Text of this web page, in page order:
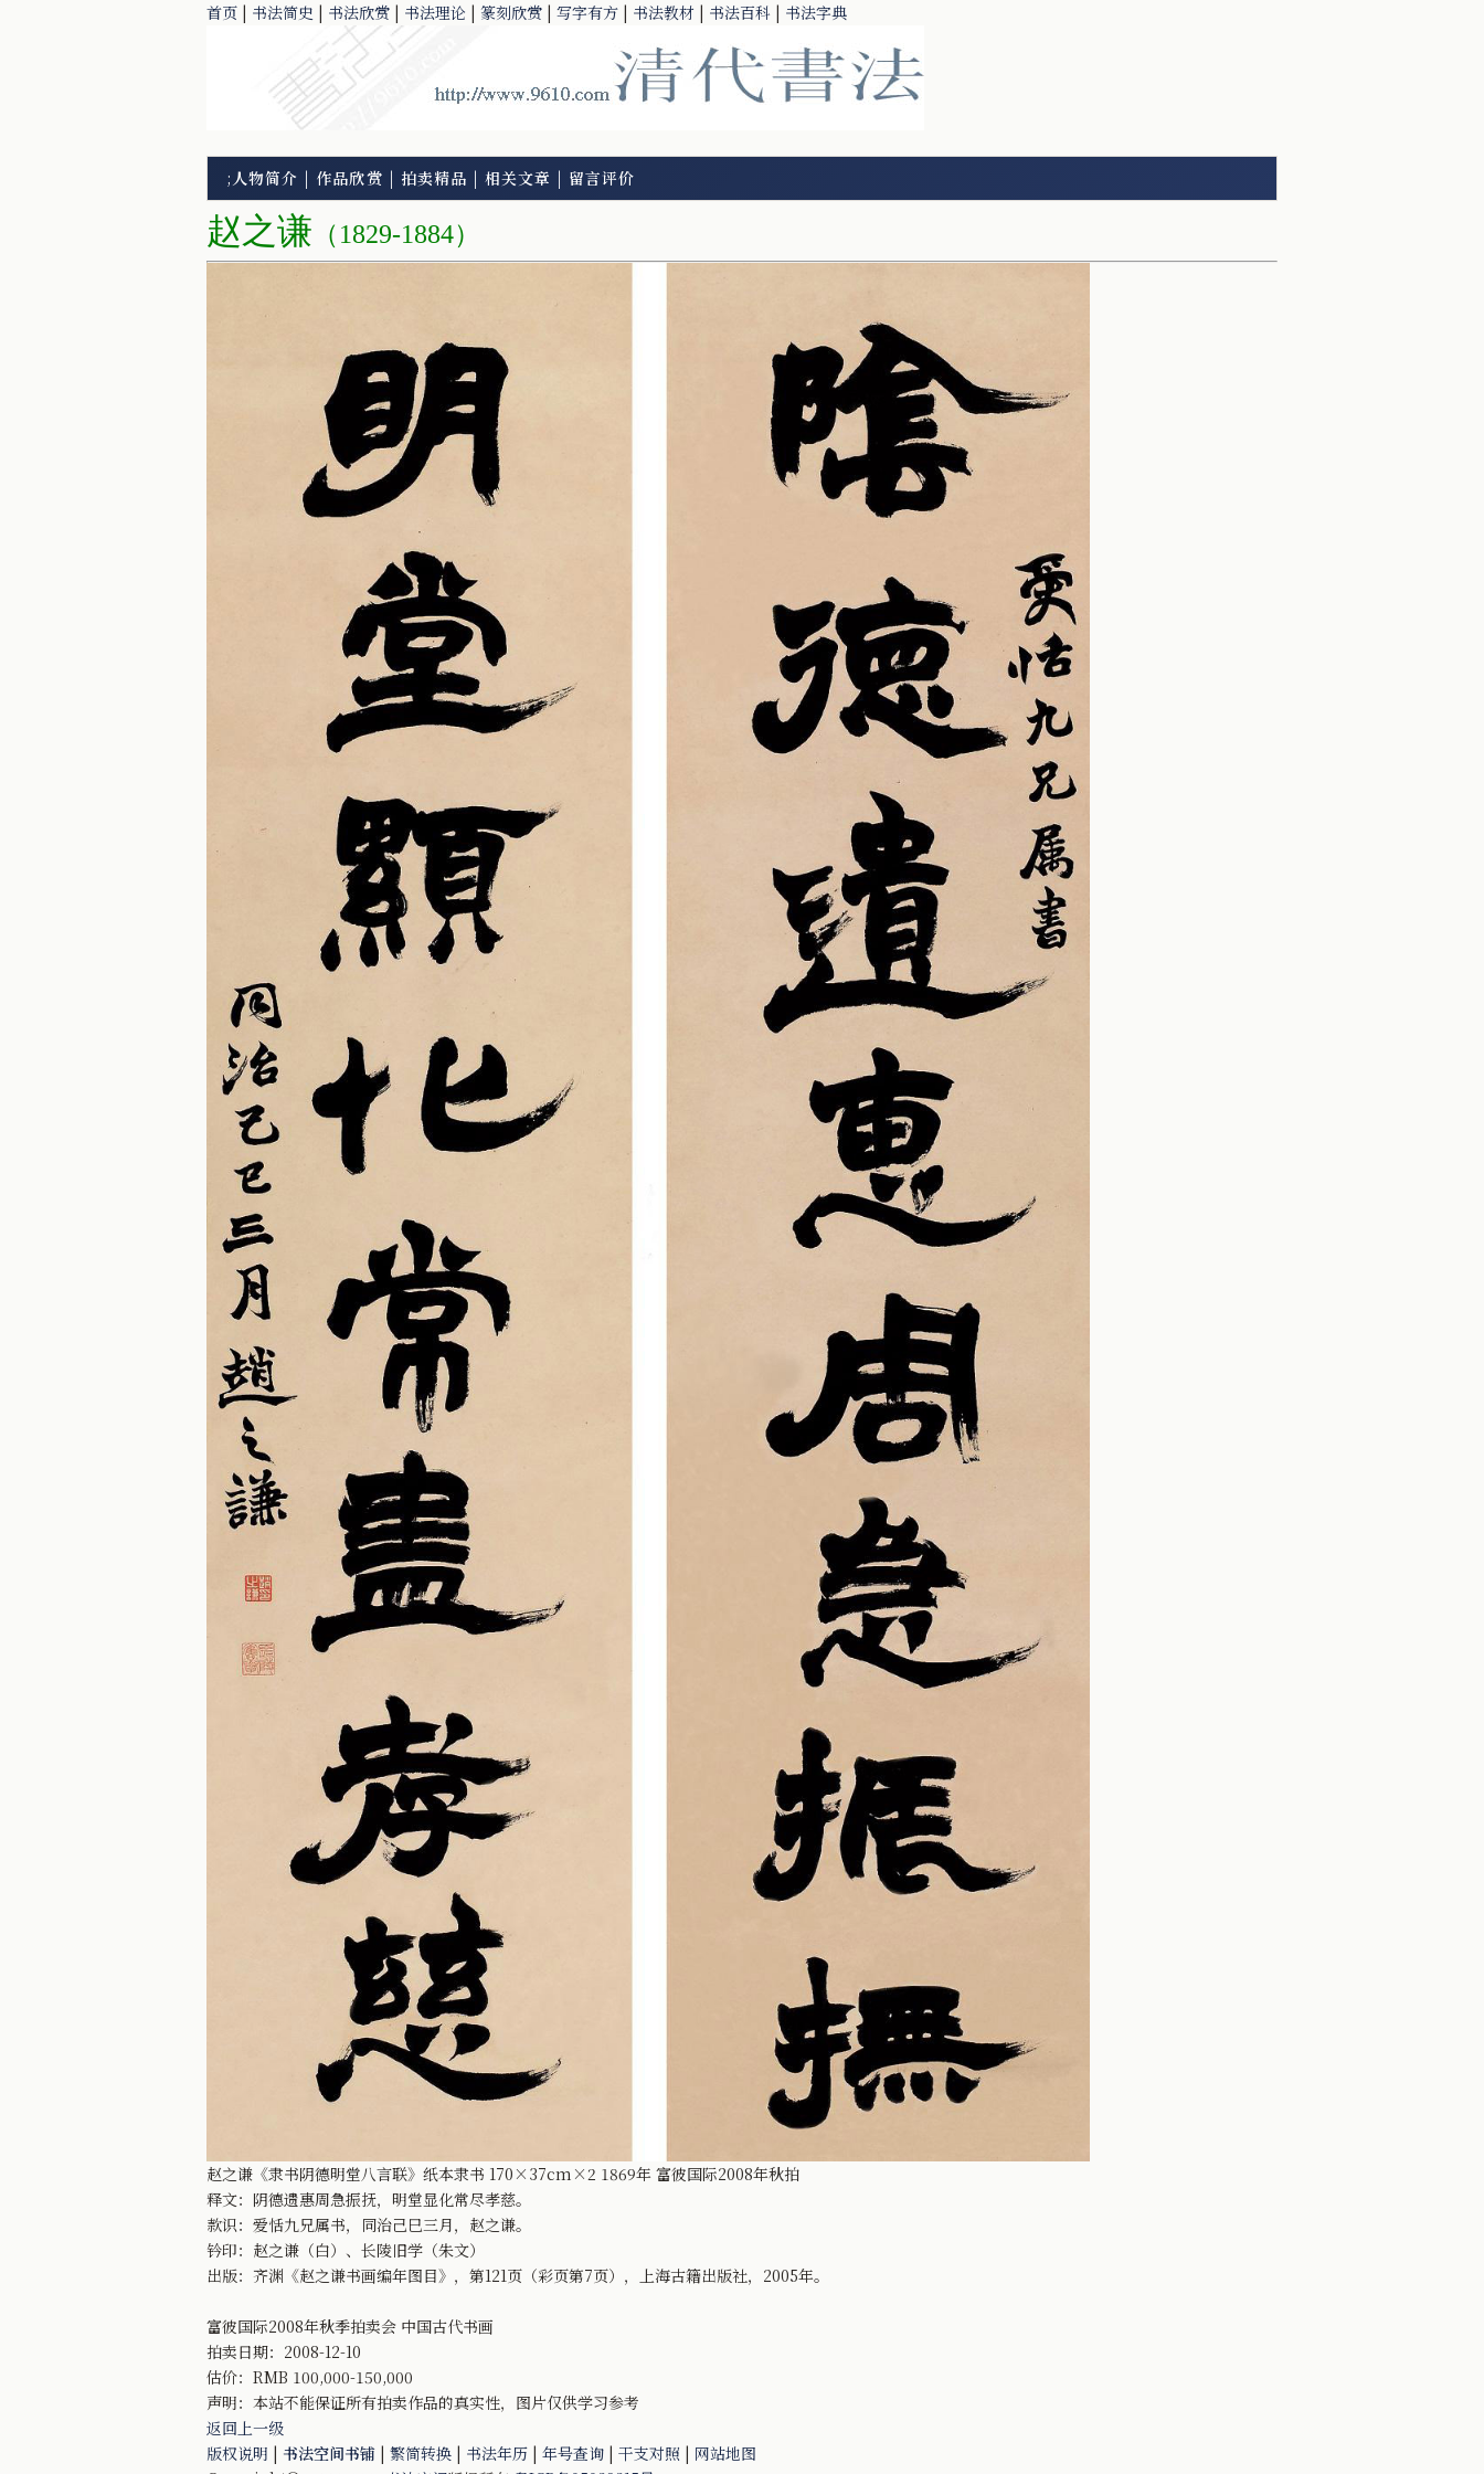
首页 | 书法简史 | 书法欣赏 | 书法理论 | 篆刻欣赏 | 写字有方 | 书法教材 | 书法百科 | 书法字典
; 人物简介 | 作品欣赏 | 拍卖精品 | 相关文章 | 留言评价
赵之谦 （1829-1884）
赵之谦《隶书阴德明堂八言联》纸本隶书 170×37cm×2 1869年 富彼国际2008年秋拍
释文：阴德遗惠周急振抚，明堂显化常尽孝慈。
款识：爱恬九兄属书，同治己巳三月，赵之谦。
钤印：赵之谦（白）、长陵旧学（朱文）
出版：齐渊《赵之谦书画编年图目》，第121页（彩页第7页），上海古籍出版社，2005年。
富彼国际2008年秋季拍卖会 中国古代书画
拍卖日期：2008-12-10
估价：RMB 100,000-150,000
声明：本站不能保证所有拍卖作品的真实性，图片仅供学习参考
返回上一级
版权说明 | 书法空间书铺 | 繁简转换 | 书法年历 | 年号查询 | 干支对照 | 网站地图